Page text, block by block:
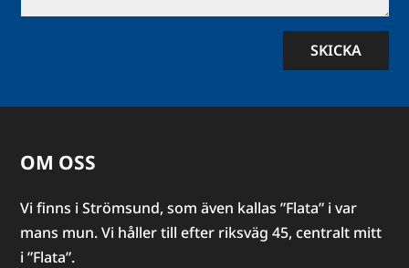
SKICKA
OM OSS
Vi finns i Strömsund, som även kallas ”Flata” i var
mans mun. Vi håller till efter riksväg 45, centralt mitt
i ”Flata”.